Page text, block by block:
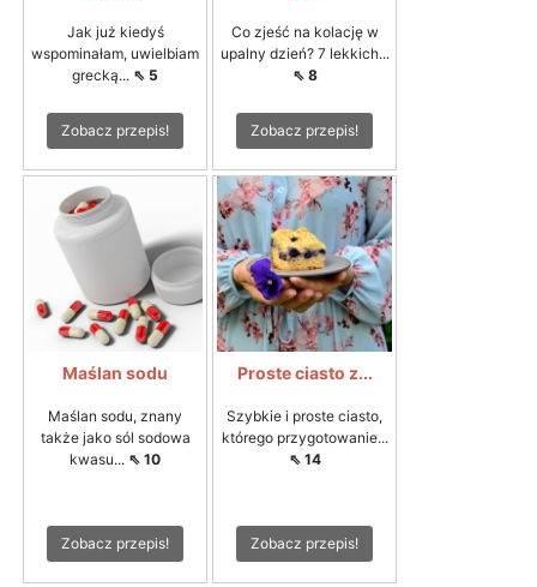
Jak już kiedyś
wspominałam, uwielbiam
grecką... ⇖ 5
Zobacz przepis!
Co zjeść na kolację w
upalny dzień? 7 lekkich...
⇖ 8
Zobacz przepis!
Maślan sodu
Maślan sodu, znany
także jako sól sodowa
kwasu... ⇖ 10
Zobacz przepis!
Proste ciasto z...
Szybkie i proste ciasto,
którego przygotowanie...
⇖ 14
Zobacz przepis!